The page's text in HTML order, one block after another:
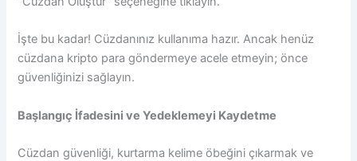
İşte bu kadar! Cüzdanınız kullanıma hazır. Ancak henüz
cüzdana kripto para göndermeye acele etmeyin; önce
güvenliğinizi sağlayın.
Başlangıç ​​İfadesini ve Yedeklemeyi Kaydetme
Cüzdan güvenliği, kurtarma kelime öbeğini çıkarmak ve